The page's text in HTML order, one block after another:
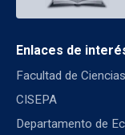
Enlaces de
Facultad de
CISEPA
Departamento de